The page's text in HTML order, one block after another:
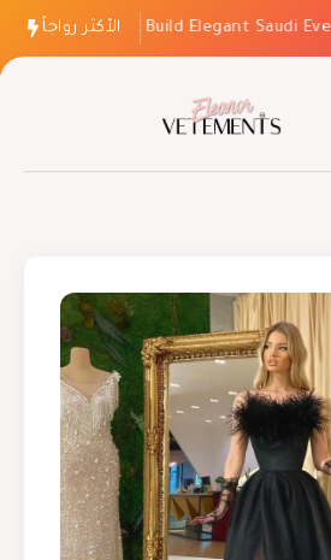
الأكثر رواجاً
How to Build Elegant Saudi